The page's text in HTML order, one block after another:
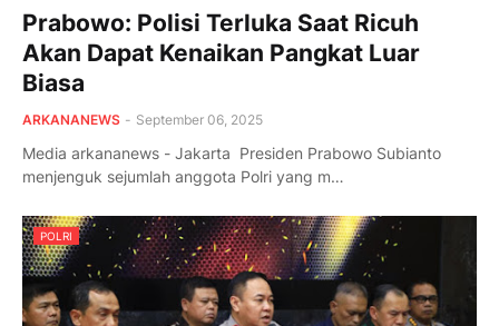
Prabowo: Polisi Terluka Saat Ricuh
Akan Dapat Kenaikan Pangkat Luar
Biasa
ARKANANEWS - September 06, 2025
Media arkananews - Jakarta Presiden Prabowo Subianto
menjenguk sejumlah anggota Polri yang m…
POLRI